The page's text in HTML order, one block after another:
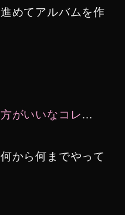
めてアルバムを作
がいいなコレ…
から何までやって